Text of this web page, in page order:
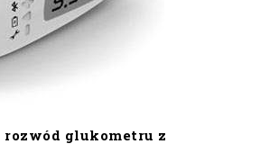
glukometru z